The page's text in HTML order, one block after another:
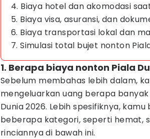
4. Biaya hotel dan akomodasi
5. Biaya visa, asuransi, dan
6. Biaya transportasi lokal dan
7. Simulasi total bujet nonton
1. Berapa biaya nonton Piala
Sebelum membahas lebih dalam,
mengeluarkan uang berapa
Dunia 2026. Lebih spesifiknya,
beberapa kategori, seperti hemat,
rinciannya di bawah ini.